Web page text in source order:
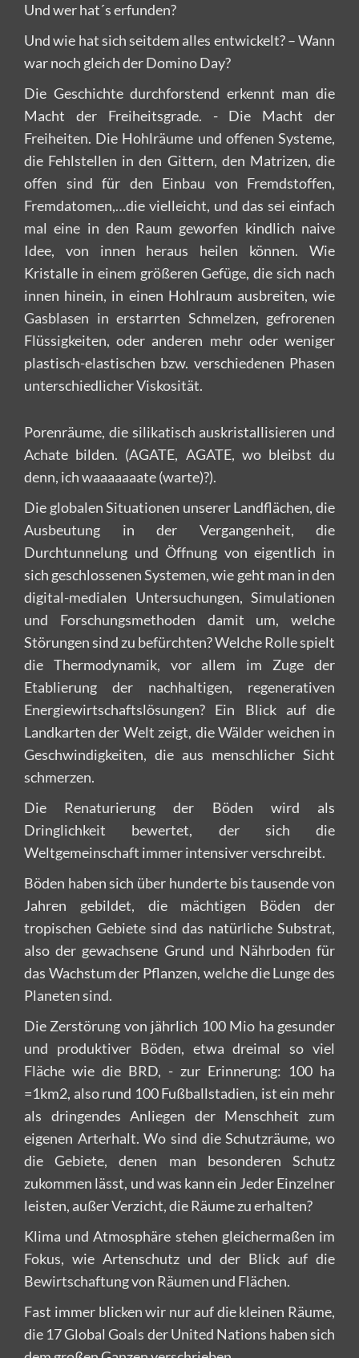
Und wer hat´s erfunden?
Und wie hat sich seitdem alles entwickelt? – Wann
war noch gleich der Domino Day?
Die Geschichte durchforstend erkennt man die
Macht der Freiheitsgrade. - Die Macht der
Freiheiten. Die Hohlräume und offenen Systeme,
die Fehlstellen in den Gittern, den Matrizen, die
offen sind für den Einbau von Fremdstoffen,
Fremdatomen,…die vielleicht, und das sei einfach
mal eine in den Raum geworfen kindlich naive
Idee, von innen heraus heilen können. Wie
Kristalle in einem größeren Gefüge, die sich nach
innen hinein, in einen Hohlraum ausbreiten, wie
Gasblasen in erstarrten Schmelzen, gefrorenen
Flüssigkeiten, oder anderen mehr oder weniger
plastisch-elastischen bzw. verschiedenen Phasen
unterschiedlicher Viskosität.
Porenräume, die silikatisch auskristallisieren und
Achate bilden. (AGATE, AGATE, wo bleibst du
denn, ich waaaaaaate (warte)?).
Die globalen Situationen unserer Landflächen, die
Ausbeutung in der Vergangenheit, die
Durchtunnelung und Öffnung von eigentlich in
sich geschlossenen Systemen, wie geht man in den
digital-medialen Untersuchungen, Simulationen
und Forschungsmethoden damit um, welche
Störungen sind zu befürchten? Welche Rolle spielt
die Thermodynamik, vor allem im Zuge der
Etablierung der nachhaltigen, regenerativen
Energiewirtschaftslösungen? Ein Blick auf die
Landkarten der Welt zeigt, die Wälder weichen in
Geschwindigkeiten, die aus menschlicher Sicht
schmerzen.
Die Renaturierung der Böden wird als
Dringlichkeit bewertet, der sich die
Weltgemeinschaft immer intensiver verschreibt.
Böden haben sich über hunderte bis tausende von
Jahren gebildet, die mächtigen Böden der
tropischen Gebiete sind das natürliche Substrat,
also der gewachsene Grund und Nährboden für
das Wachstum der Pflanzen, welche die Lunge des
Planeten sind.
Die Zerstörung von jährlich 100 Mio ha gesunder
und produktiver Böden, etwa dreimal so viel
Fläche wie die BRD, - zur Erinnerung: 100 ha
=1km2, also rund 100 Fußballstadien, ist ein mehr
als dringendes Anliegen der Menschheit zum
eigenen Arterhalt. Wo sind die Schutzräume, wo
die Gebiete, denen man besonderen Schutz
zukommen lässt, und was kann ein Jeder Einzelner
leisten, außer Verzicht, die Räume zu erhalten?
Klima und Atmosphäre stehen gleichermaßen im
Fokus, wie Artenschutz und der Blick auf die
Bewirtschaftung von Räumen und Flächen.
Fast immer blicken wir nur auf die kleinen Räume,
die 17 Global Goals der United Nations haben sich